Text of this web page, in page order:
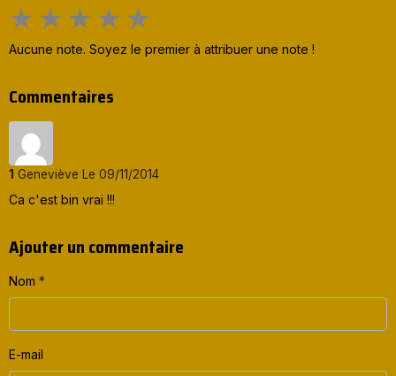
★ ★ ★ ★ ★
Aucune note. Soyez le premier à attribuer une note !
Commentaires
1 Geneviève Le 09/11/2014
Ca c'est bin vrai !!!
Ajouter un commentaire
Nom
E-mail